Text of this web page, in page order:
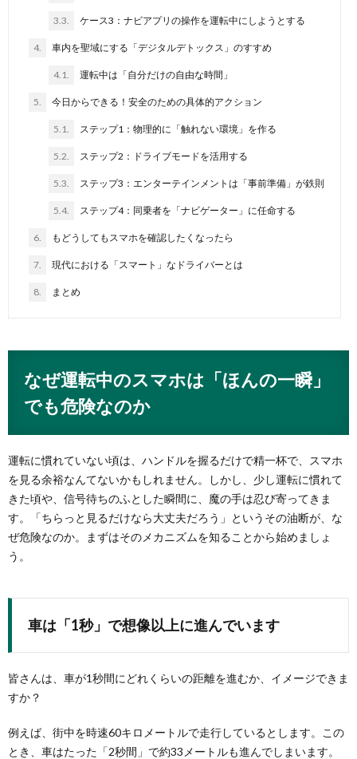
3.3. ケース3：ナビアプリの操作を運転中にしようとする
4. 車内を聖域にする「デジタルデトックス」のすすめ
4.1. 運転中は「自分だけの自由な時間」
5. 今日からできる！安全のための具体的アクション
5.1. ステップ1：物理的に「触れない環境」を作る
5.2. ステップ2：ドライブモードを活用する
5.3. ステップ3：エンターテインメントは「事前準備」が鉄則
5.4. ステップ4：同乗者を「ナビゲーター」に任命する
6. もどうしてもスマホを確認したくなったら
7. 現代における「スマート」なドライバーとは
8. まとめ
なぜ運転中のスマホは「ほんの一瞬」
でも危険なのか
運転に慣れていない頃は、ハンドルを握るだけで精一杯で、スマホ
を見る余裕なんてないかもしれません。しかし、少し運転に慣れて
きた頃や、信号待ちのふとした瞬間に、魔の手は忍び寄ってきま
す。「ちらっと見るだけなら大丈夫だろう」というその油断が、な
ぜ危険なのか。まずはそのメカニズムを知ることから始めましょ
う。
車は「1秒」で想像以上に進んでいます
皆さんは、車が1秒間にどれくらいの距離を進むか、イメージできま
すか？
例えば、街中を時速60キロメートルで走行しているとします。この
とき、車はたった「2秒間」で約33メートルも進んでしまいます。